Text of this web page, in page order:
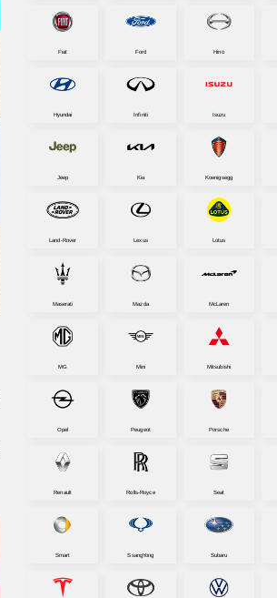
Fiat Ford Hino
Hyundai Infiniti Isuzu
Jeep Kia Koenigsegg
Land-Rover Lexus Lotus
Maserati Mazda McLaren
MG Mini Mitsubishi
Opel Peugeot Porsche
Renault Rolls-Royce Seat
Smart SsangYong Subaru